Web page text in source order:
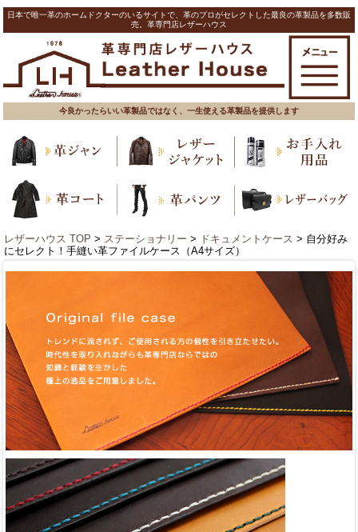
日本で唯一革のホームドクターのいるサイトで、革のプロがセレクトした最良の革製品を多数販
売。革専門店レザーハウス
今良かったらいい革製品ではなく、一生使える革製品を提供します
レザーハウス TOP > ステーショナリー > ドキュメントケース > 自分好み
にセレクト！手縫い革ファイルケース（A4サイズ）